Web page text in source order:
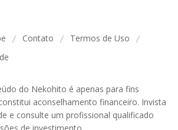
/ Contato / Termos de Uso /
do Nekohito é apenas para fins
aconselhamento financeiro. Invista
e consulte um profissional qualificado